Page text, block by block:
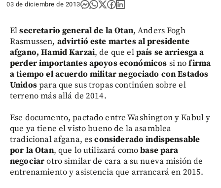
03 de diciembre de 2013
Elsecretario general de la Otan, Anders Fogh
Rasmussen, advirtió este martes al presidente
afgano, Hamid Karzai, de que elpaís se arriesga a
perder importantes apoyos económicos si nofirma
a tiempo el acuerdo militarnegociado con Estados
Unidospara que sus tropas continúen sobre el
terreno más allá de 2014.
Ese documento, pactado entre Washington y Kabul y
que ya tiene el visto bueno de la asamblea
tradicional afgana, esconsiderado indispensable
por la Otan, que lo utilizará comobase para
negociarotro similar de cara a su nueva misión de
entrenamiento y asistencia que arrancará en 2015.